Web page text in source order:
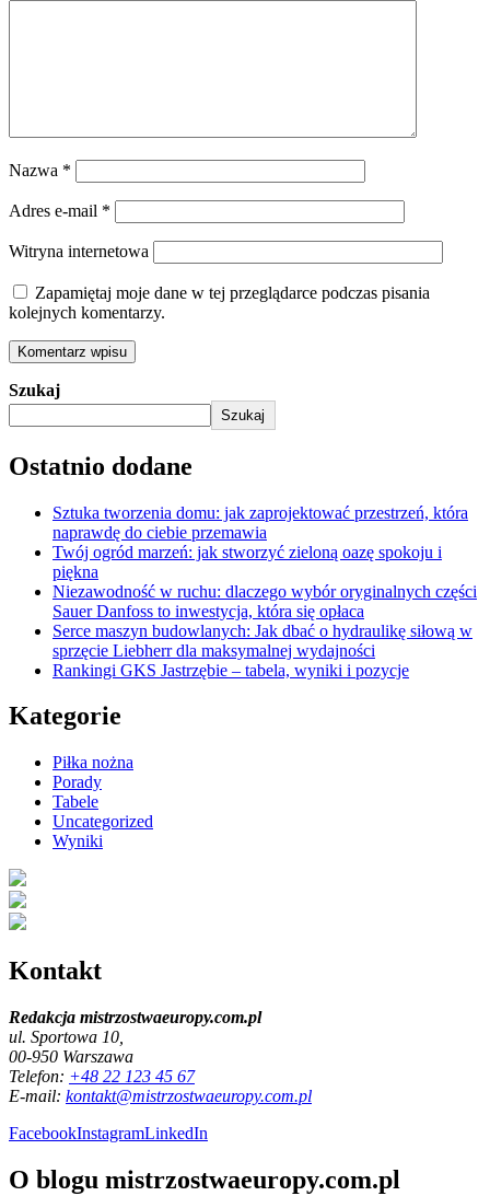
Nazwa *
Adres e-mail *
Witryna internetowa
Zapamiętaj moje dane w tej przeglądarce podczas pisania
kolejnych komentarzy.
Szukaj
Szukaj
Ostatnio dodane
Sztuka tworzenia domu: jak zaprojektować przestrzeń, która
naprawdę do ciebie przemawia
Twój ogród marzeń: jak stworzyć zieloną oazę spokoju i
piękna
Niezawodność w ruchu: dlaczego wybór oryginalnych części
Sauer Danfoss to inwestycja, która się opłaca
Serce maszyn budowlanych: Jak dbać o hydraulikę siłową w
sprzęcie Liebherr dla maksymalnej wydajności
Rankingi GKS Jastrzębie – tabela, wyniki i pozycje
Kategorie
Piłka nożna
Porady
Tabele
Uncategorized
Wyniki
Kontakt
Redakcja mistrzostwaeuropy.com.pl
ul. Sportowa 10,
00-950 Warszawa
Telefon: +48 22 123 45 67
E-mail: kontakt@mistrzostwaeuropy.com.pl
FacebookInstagramLinkedIn
O blogu mistrzostwaeuropy.com.pl